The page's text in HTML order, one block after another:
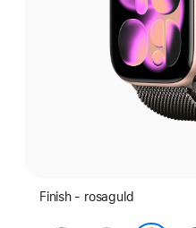
Finish - rosaguld